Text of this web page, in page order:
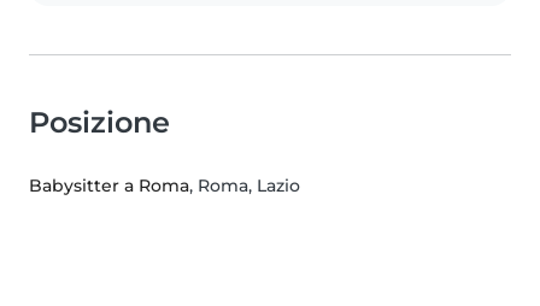
Posizione
Babysitter a Roma, Roma, Lazio